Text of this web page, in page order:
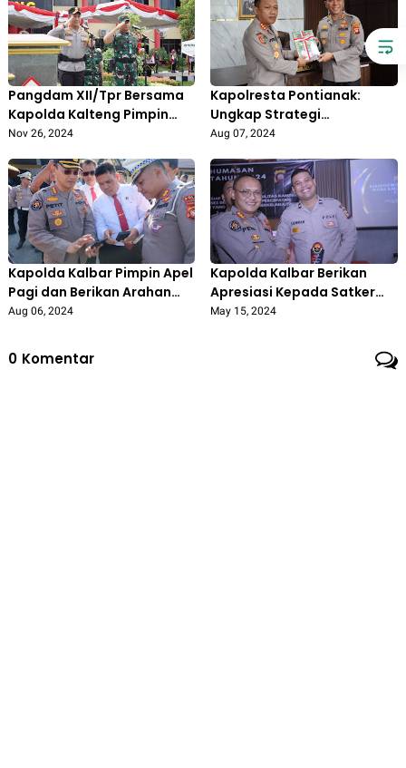
Pangdam XII/Tpr Bersama
Kapolda Kalteng Pimpin
Apel Kesiapan
Serentak
Nov 26, 2024
Kapolresta Pontianak:
Ungkap Strategi
Penanganan Konflik Sosial,
(STIK) Lemdiklat Polri
Aug 07, 2024
Kapolda Kalbar Pimpin Apel
Pagi dan Berikan Arahan
Khusus Kepada Seluruh
Aug 06, 2024
Kapolda Kalbar Berikan
Apresiasi Kepada Satker
Polda dan Polres Jajaran
May 15, 2024
0 Komentar